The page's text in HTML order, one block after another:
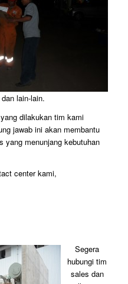
dan lain-lain.
dilakukan tim kami
jawab ini akan membantu
yang menunjang kebutuhan
center kami,
Segera
hubungi tim
sales dan